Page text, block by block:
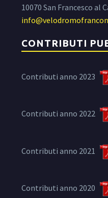
10070 San Francesco al
CONTRIBUTI
Contributi anno 2023
Contributi anno 2022
Contributi anno 2021
Contributi anno 2020